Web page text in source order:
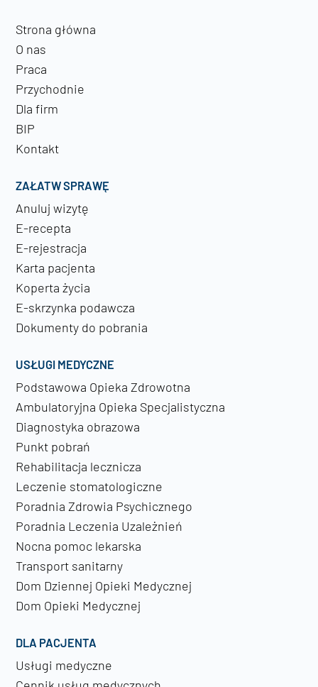
Strona główna
O nas
Praca
Przychodnie
Dla firm
BIP
Kontakt
ZAŁATW SPRAWĘ
Anuluj wizytę
E-recepta
E-rejestracja
Karta pacjenta
Koperta życia
E-skrzynka podawcza
Dokumenty do pobrania
USŁUGI MEDYCZNE
Podstawowa Opieka Zdrowotna
Ambulatoryjna Opieka Specjalistyczna
Diagnostyka obrazowa
Punkt pobrań
Rehabilitacja lecznicza
Leczenie stomatologiczne
Poradnia Zdrowia Psychicznego
Poradnia Leczenia Uzależnień
Nocna pomoc lekarska
Transport sanitarny
Dom Dziennej Opieki Medycznej
Dom Opieki Medycznej
DLA PACJENTA
Usługi medyczne